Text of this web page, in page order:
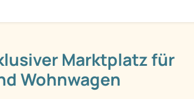
Marktplatz für
Wohnwagen